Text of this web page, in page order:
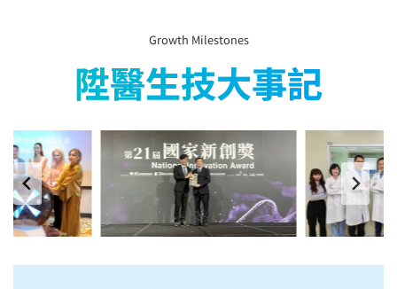
Growth Milestones
陞醫生技大事記